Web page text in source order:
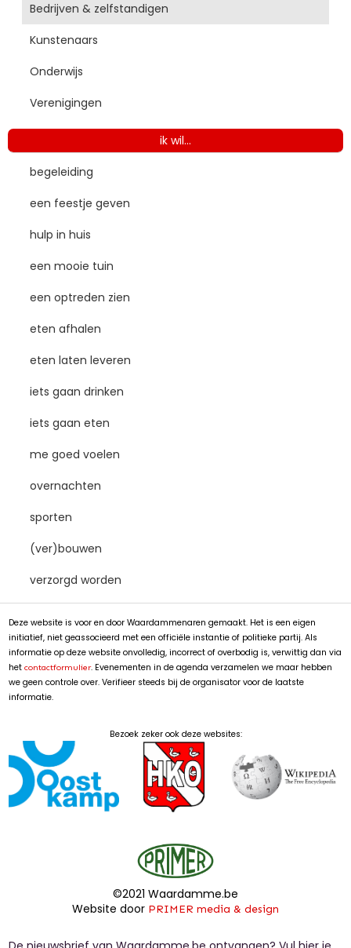
Bedrijven & zelfstandigen
Kunstenaars
Onderwijs
Verenigingen
ik wil...
begeleiding
een feestje geven
hulp in huis
een mooie tuin
een optreden zien
eten afhalen
eten laten leveren
iets gaan drinken
iets gaan eten
me goed voelen
overnachten
sporten
(ver)bouwen
verzorgd worden
Deze website is voor en door Waardammenaren gemaakt. Het is een eigen
initiatief, niet geassocieerd met een officiële instantie of politieke partij. Als
informatie op deze website onvolledig, incorrect of overbodig is, verwittig dan via
het contactformulier. Evenementen in de agenda verzamelen we maar hebben
we geen controle over. Verifieer steeds bij de organisator voor de laatste
informatie.
Bezoek zeker ook deze websites:
©2021 Waardamme.be
Website door PRIMER media & design